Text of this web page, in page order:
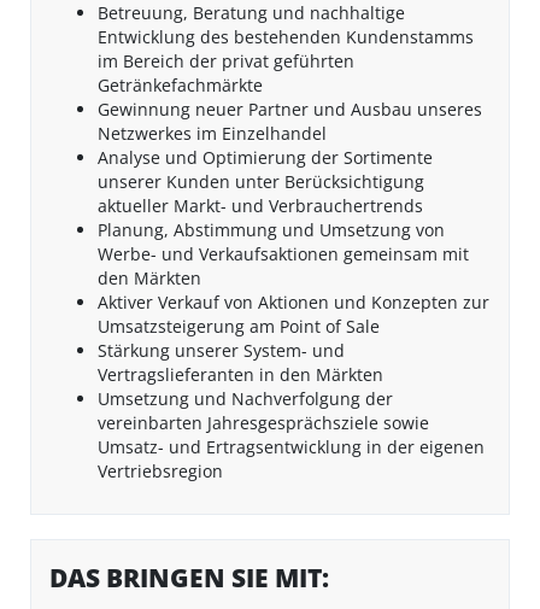
Betreuung, Beratung und nachhaltige
Entwicklung des bestehenden Kundenstamms
im Bereich der privat geführten
Getränkefachmärkte
Gewinnung neuer Partner und Ausbau unseres
Netzwerkes im Einzelhandel
Analyse und Optimierung der Sortimente
unserer Kunden unter Berücksichtigung
aktueller Markt- und Verbrauchertrends
Planung, Abstimmung und Umsetzung von
Werbe- und Verkaufsaktionen gemeinsam mit
den Märkten
Aktiver Verkauf von Aktionen und Konzepten zur
Umsatzsteigerung am Point of Sale
Stärkung unserer System- und
Vertragslieferanten in den Märkten
Umsetzung und Nachverfolgung der
vereinbarten Jahresgesprächsziele sowie
Umsatz- und Ertragsentwicklung in der eigenen
Vertriebsregion
DAS BRINGEN SIE MIT: